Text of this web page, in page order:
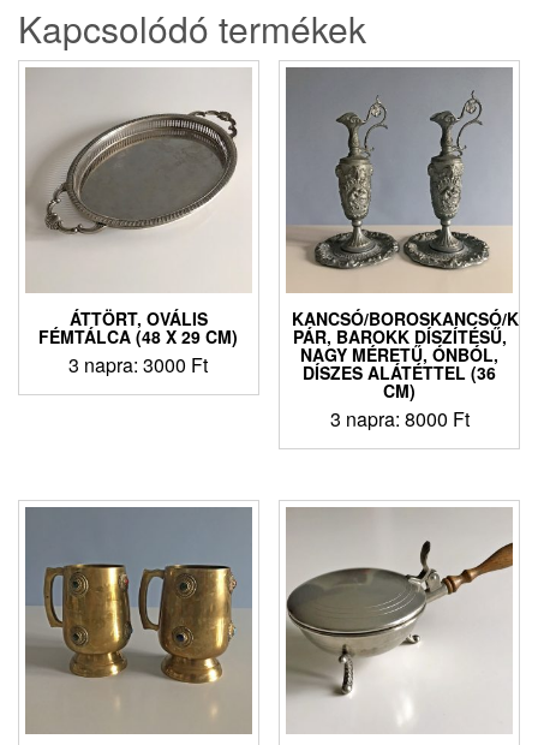
Kapcsolódó termékek
ÁTTÖRT, OVÁLIS
FÉMTÁLCA (48 X 29 CM)
3 napra:3000 Ft
KANCSÓ/BOROSKANCSÓ/
PÁR, BAROKK DÍSZÍTÉSŰ,
NAGY MÉRETŰ, ÓNBÓL,
DÍSZES ALÁTÉTTEL (36
CM)
3 napra: 8000 Ft